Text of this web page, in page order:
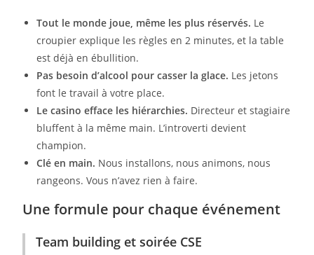
Tout le monde joue, même les plus réservés. Le
croupier explique les règles en 2 minutes, et la table
est déjà en ébullition.
Pas besoin d’alcool pour casser la glace. Les jetons
font le travail à votre place.
Le casino efface les hiérarchies. Directeur et stagiaire
bluffent à la même main. L’introverti devient
champion.
Clé en main. Nous installons, nous animons, nous
rangeons. Vous n’avez rien à faire.
Une formule pour chaque événement
Team building et soirée CSE